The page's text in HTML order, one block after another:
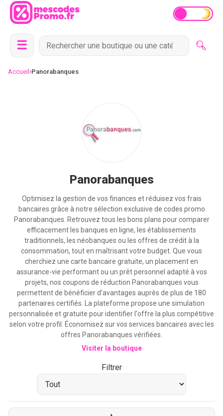
☰
Accueil ›Panorabanques
Panorabanques
Optimisez la gestion de vos finances et réduisez vos frais
bancaires grâce à notre sélection exclusive de codes promo
Panorabanques. Retrouvez tous les bons plans pour comparer
efficacement les banques en ligne, les établissements
traditionnels, les néobanques ou les offres de crédit à la
consommation, tout en maîtrisant votre budget. Que vous
cherchiez une carte bancaire gratuite, un placement en
assurance-vie performant ou un prêt personnel adapté à vos
projets, nos coupons de réduction Panorabanques vous
permettent de bénéficier d'avantages auprès de plus de 180
partenaires certifiés. La plateforme propose une simulation
personnalisée et gratuite pour identifier l'offre la plus compétitive
selon votre profil. Économisez sur vos services bancaires avec les
offres Panorabanques vérifiées.
Visiter la boutique
Filtrer